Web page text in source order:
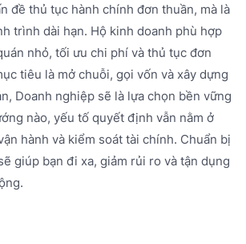
đề thủ tục hành chính đơn thuần, mà là
trình dài hạn. Hộ kinh doanh phù hợp
nhỏ, tối ưu chi phí và thủ tục đơn
tiêu là mở chuỗi, gọi vốn và xây dựng
Doanh nghiệp sẽ là lựa chọn bền vững
nào, yếu tố quyết định vẫn nằm ở
hành và kiểm soát tài chính. Chuẩn bị
giúp bạn đi xa, giảm rủi ro và tận dụng